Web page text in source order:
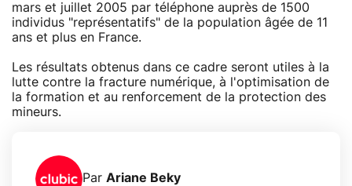
mars et juillet 2005 par téléphone auprès de 1500
individus "représentatifs" de la population âgée de 11
ans et plus en France.
Les résultats obtenus dans ce cadre seront utiles à la
lutte contre la fracture numérique, à l'optimisation de
la formation et au renforcement de la protection des
mineurs.
Par Ariane Beky